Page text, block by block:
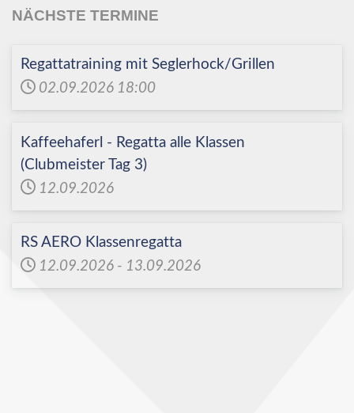
NÄCHSTE TERMINE
Regattatraining mit Seglerhock/Grillen
02.09.2026 18:00
Kaffeehaferl - Regatta alle Klassen
(Clubmeister Tag 3)
12.09.2026
RS AERO Klassenregatta
12.09.2026 - 13.09.2026